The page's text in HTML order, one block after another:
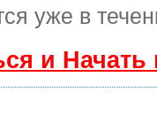
уже в
и